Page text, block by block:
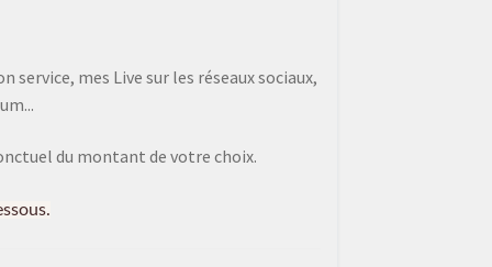
service, mes Live sur les réseaux sociaux,
du montant de votre choix.